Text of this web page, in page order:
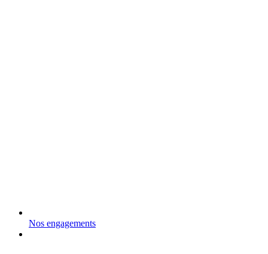
Nos engagements